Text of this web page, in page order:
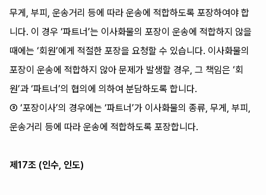
무게, 부피, 운송거리 등에 따라 운송에 적합하도록 포장하여야 합
니다. 이 경우 ‘파트너’는 이사화물의 포장이 운송에 적합하지 않을
때에는 ‘회원’에게 적절한 포장을 요청할 수 있습니다. 이사화물의
포장이 운송에 적합하지 않아 문제가 발생할 경우, 그 책임은 ‘회
원’과 ‘파트너’의 협의에 의하여 분담하도록 합니다.
③ ‘포장이사’의 경우에는 ‘파트너’가 이사화물의 종류, 무게, 부피,
운송거리 등에 따라 운송에 적합하도록 포장합니다.
제17조 (인수, 인도)